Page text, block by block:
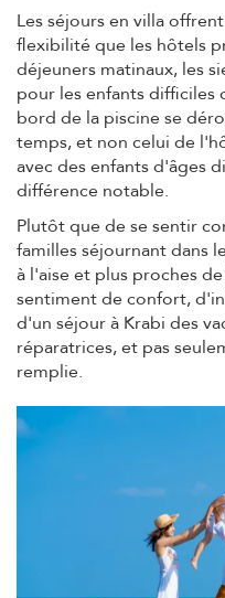
Les séjours en villa
flexibilité que les hôtels
déjeuners matinaux, les
pour les enfants difficiles
bord de la piscine se
temps, et non celui de
avec des enfants d'âges
différence notable.
Plutôt que de se sentir
familles séjournant dans
à l'aise et plus proches
sentiment de confort,
d'un séjour à Krabi des
réparatrices, et pas
remplie.